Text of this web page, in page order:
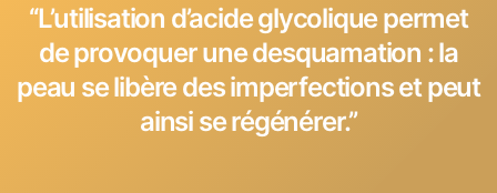
‘‘L’utilisation d’acide glycolique permet
de provoquer une desquamation : la
peau se libère des imperfections et peut
ainsi se régénérer.’’